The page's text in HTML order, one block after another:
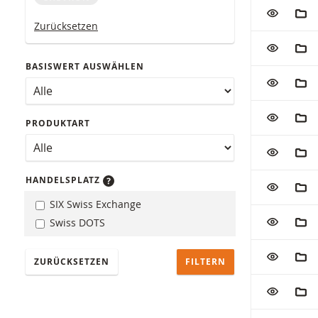
Zurücksetzen
BASISWERT AUSWÄHLEN
PRODUKTART
HANDELSPLATZ
SIX Swiss Exchange
Swiss DOTS
ZURÜCKSETZEN
ZUR
ZUR
ZUR
ZUR
ZUR
ZUR
ZUR
ZUR
ZUR